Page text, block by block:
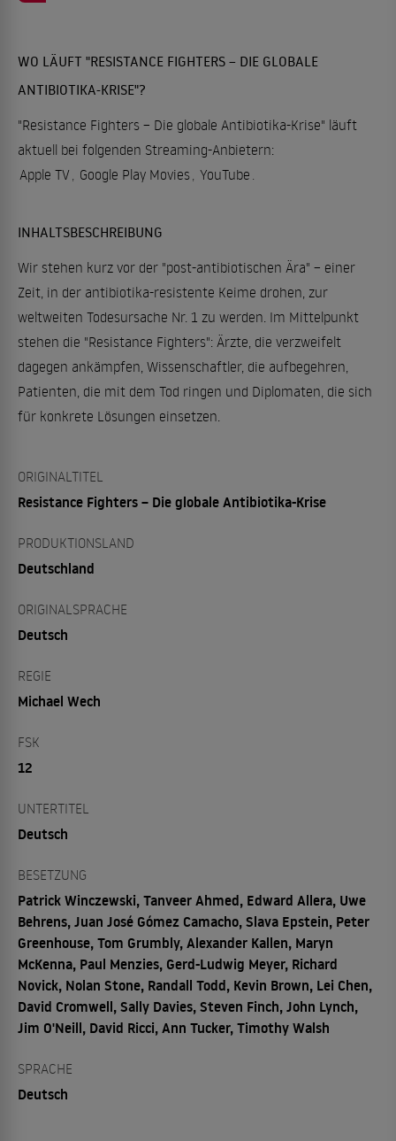
WO LÄUFT "RESISTANCE FIGHTERS – DIE GLOBALE
ANTIBIOTIKA-KRISE"?
"Resistance Fighters – Die globale Antibiotika-Krise" läuft
aktuell bei folgenden Streaming-Anbietern:
Apple TV, Google Play Movies, YouTube .
INHALTSBESCHREIBUNG
Wir stehen kurz vor der "post-antibiotischen Ära" – einer
Zeit, in der antibiotika-resistente Keime drohen, zur
weltweiten Todesursache Nr. 1 zu werden. Im Mittelpunkt
stehen die "Resistance Fighters": Ärzte, die verzweifelt
dagegen ankämpfen, Wissenschaftler, die aufbegehren,
Patienten, die mit dem Tod ringen und Diplomaten, die sich
für konkrete Lösungen einsetzen.
ORIGINALTITEL
Resistance Fighters – Die globale Antibiotika-Krise
PRODUKTIONSLAND
Deutschland
ORIGINALSPRACHE
Deutsch
REGIE
Michael Wech
FSK
12
UNTERTITEL
Deutsch
BESETZUNG
Patrick Winczewski, Tanveer Ahmed, Edward Allera, Uwe
Behrens, Juan José Gómez Camacho, Slava Epstein, Peter
Greenhouse, Tom Grumbly, Alexander Kallen, Maryn
McKenna, Paul Menzies, Gerd-Ludwig Meyer, Richard
Novick, Nolan Stone, Randall Todd, Kevin Brown, Lei Chen,
David Cromwell, Sally Davies, Steven Finch, John Lynch,
Jim O'Neill, David Ricci, Ann Tucker, Timothy Walsh
SPRACHE
Deutsch